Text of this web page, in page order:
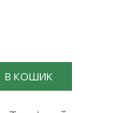
В КОШИК